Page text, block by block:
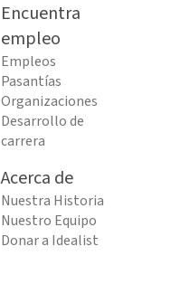
Encuentra
empleo
Empleos
Pasantías
Organizaciones
Desarrollo de
carrera
Acerca de
Nuestra Historia
Nuestro Equipo
Donar a Idealist